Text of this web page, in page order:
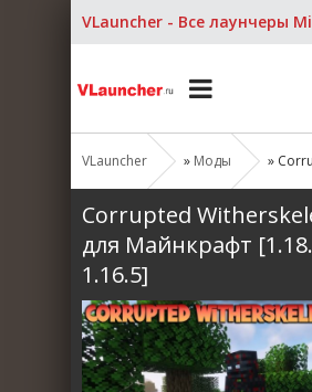
VLauncher - Все лаунчеры
VLauncher » Моды » Corrupted
Corrupted
для Майнкрафт
1.16.5]